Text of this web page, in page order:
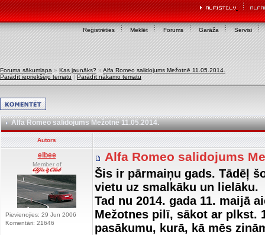
Reģistrēties Meklēt Forums Garāža Servisi
Foruma sākumlapa » Kas jaunāks? » Alfa Romeo salidojums Mežotnē 11.05.2014.
Parādīt iepriekšējo tematu | Parādīt nākamo tematu
Alfa Romeo salidojums Mežotnē 11.05.2014.
Autors
elbee
Member of
Pievienojies: 29 Jun 2006
Komentāri: 21646
Alfa Romeo salidojums
Šis ir pārmaiņu gads. Tādēļ
vietu uz smalkāku un lielāku.
Tad nu 2014. gada 11. maijā
Mežotnes pilī, sākot ar plkst.
pasākumu, kurā, kā mēs